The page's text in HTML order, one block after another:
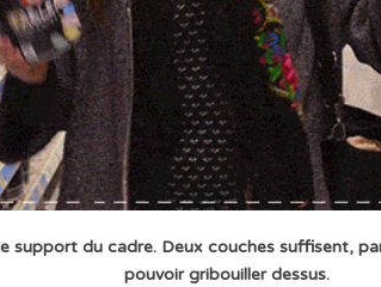
support du cadre. Deux couches suffisent,
pouvoir gribouiller dessus.